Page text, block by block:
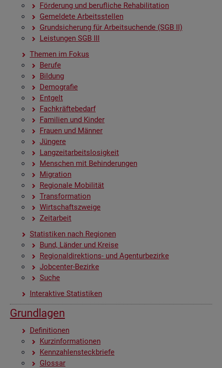
För­de­rung und be­ruf­li­che Re­ha­bi­li­ta­ti­on
Ge­mel­de­te Ar­beits­stel­len
Grund­si­che­rung für Ar­beit­su­chen­de (SGB II)
Leis­tun­gen SGB III
The­men im Fokus
Be­ru­fe
Bil­dung
De­mo­gra­fie
Ent­gelt
Fach­kräf­te­be­darf
Fa­mi­li­en und Kin­der
Frau­en und Män­ner
Jün­ge­re
Lang­zeit­ar­beits­lo­sig­keit
Men­schen mit Be­hin­de­run­gen
Mi­gra­ti­on
Re­gio­na­le Mo­bi­li­tät
Trans­for­ma­ti­on
Wirt­schafts­zwei­ge
Zeit­ar­beit
Sta­tis­ti­ken nach Re­gio­nen
Bund, Län­der und Krei­se
Re­gio­nal­di­rek­ti­ons- und Agen­tur­be­zir­ke
Job­cen­ter-Be­zir­ke
Suche
In­ter­ak­ti­ve Sta­tis­ti­ken
Grund­la­gen
De­fi­ni­tio­nen
Kurz­in­for­ma­tio­nen
Kenn­zah­len­steck­brie­fe
Glos­sar